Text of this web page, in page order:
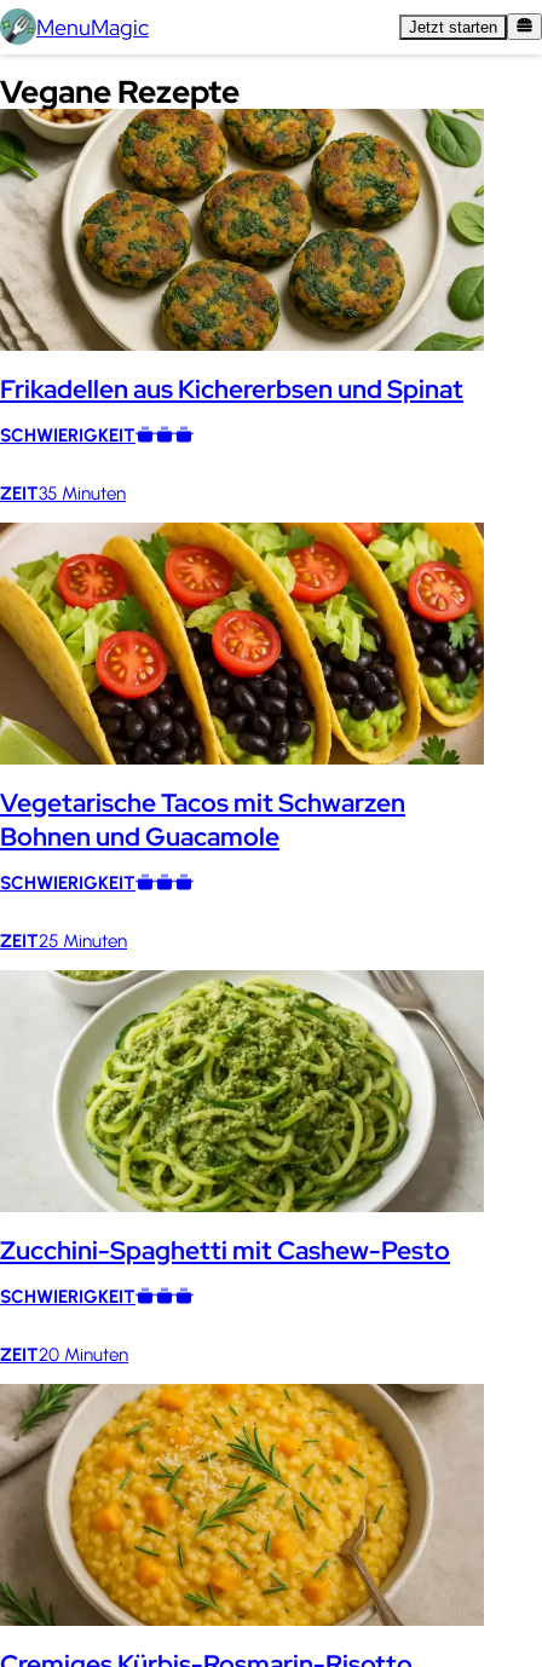
MenuMagic Jetzt starten
Vegane Rezepte
Frikadellen aus Kichererbsen und Spinat
SCHWIERIGKEIT
ZEIT35 Minuten
Vegetarische Tacos mit Schwarzen
Bohnen und Guacamole
SCHWIERIGKEIT
ZEIT25 Minuten
Zucchini-Spaghetti mit Cashew-Pesto
SCHWIERIGKEIT
ZEIT20 Minuten